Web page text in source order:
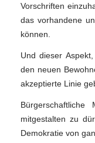
Vorschriften
das vorhandene
können.
Und dieser
den neuen
akzeptierte Linie
mitgestalten zu
Demokratie von